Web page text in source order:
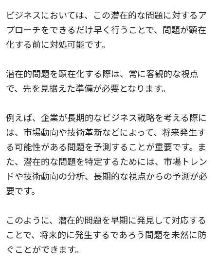
ビジネスにおいては、この潜在的な問題に対するア
プローチをできるだけ早く行うことで、問題が顕在
化する前に対処可能です。
潜在的問題を顕在化する際は、常に客観的な視点
で、先を見据えた準備が必要となります。
例えば、企業が長期的なビジネス戦略を考える際に
は、市場動向や技術革新などによって、将来発生す
る可能性がある問題を予測することが重要です。ま
た、潜在的な問題を特定するためには、市場トレン
ドや技術動向の分析、長期的な視点からの予測が必
要です。
このように、潜在的問題を早期に発見して対応する
ことで、将来的に発生するであろう問題を未然に防
ぐことができます。